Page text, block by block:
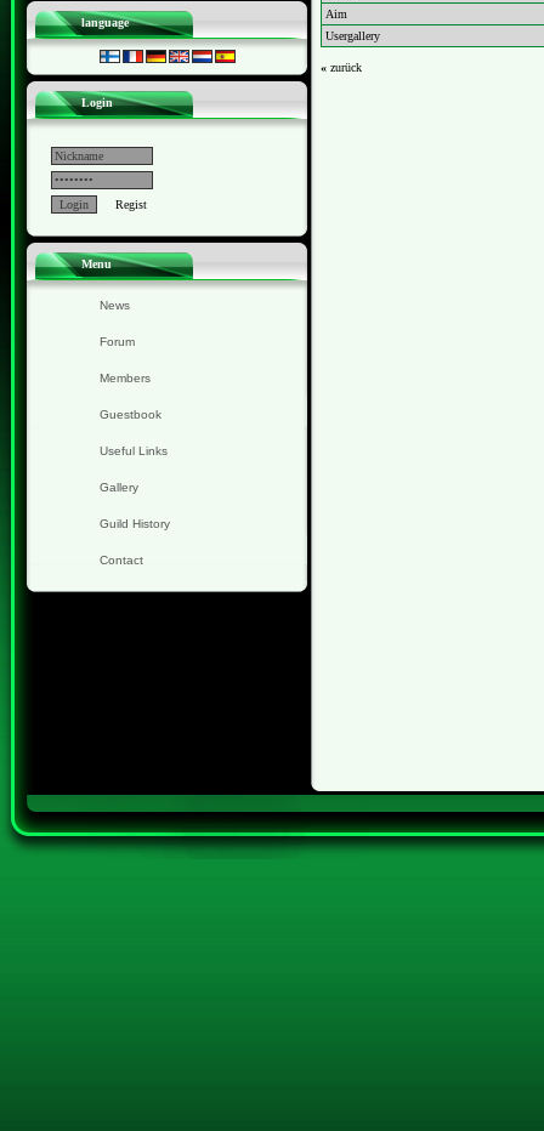
language
Login
Regist
Menu
News
Forum
Members
Guestbook
Useful Links
Gallery
Guild History
Contact
Aim
Usergallery
« zurück